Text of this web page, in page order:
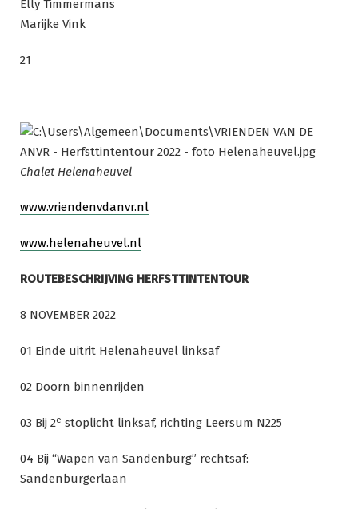
Elly Timmermans
Marijke Vink
21
Chalet Helenaheuvel
www.vriendenvdanvr.nl
www.helenaheuvel.nl
ROUTEBESCHRIJVING HERFSTTINTENTOUR
8 NOVEMBER 2022
01 Einde uitrit Helenaheuvel linksaf
02 Doorn binnenrijden
03 Bij 2e stoplicht linksaf, richting Leersum N225
04 Bij “Wapen van Sandenburg” rechtsaf:
Sandenburgerlaan